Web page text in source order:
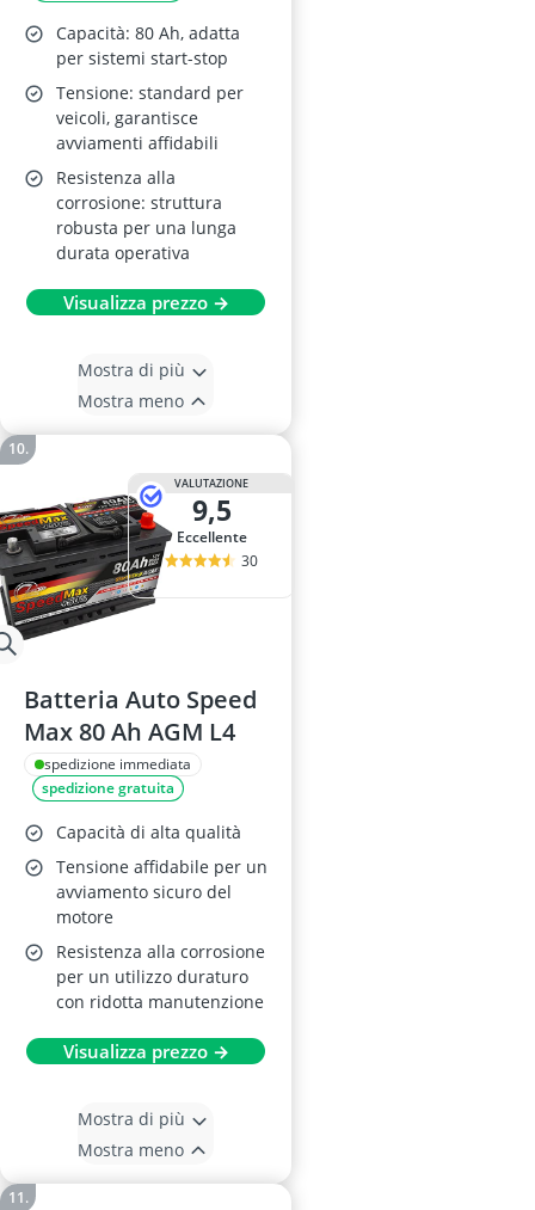
Capacità: 80 Ah, adatta
per sistemi start-stop
Tensione: standard per
veicoli, garantisce
avviamenti affidabili
Resistenza alla
corrosione: struttura
robusta per una lunga
durata operativa
Visualizza prezzo →
Mostra di più
Mostra meno
VALUTAZIONE
9,5
Eccellente
30
Batteria Auto Speed
Max 80 Ah AGM L4
spedizione immediata
spedizione gratuita
Capacità di alta qualità
Tensione affidabile per un
avviamento sicuro del
motore
Resistenza alla corrosione
per un utilizzo duraturo
con ridotta manutenzione
Visualizza prezzo →
Mostra di più
Mostra meno